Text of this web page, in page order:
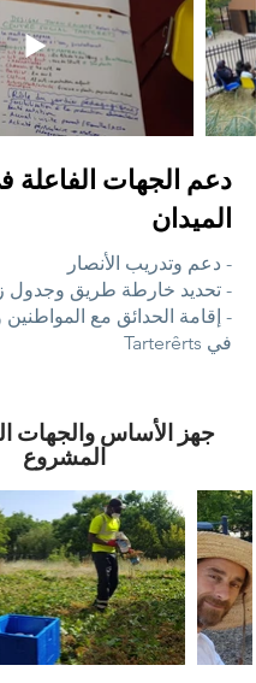
دعم الجهات الفاعلة
الميدان
- دعم وتدريب الأنصار
- تحديد خارطة طريق وجدول
- إقامة الحدائق مع
في Tarterêrts
جهز الأساس والجهات
المشروع